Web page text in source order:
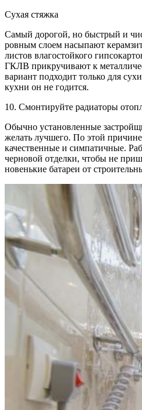
Сухая стяжка
Самый дорогой, но быстрый и
ровным слоем насыпают
листов влагостойкого
ГКЛВ прикручивают к
вариант подходит только для
кухни он не годится.
10. Смонтируйте радиаторы
Обычно установленные
желать лучшего. По этой
качественные и симпатичные.
черновой отделки, чтобы не
новенькие батареи от